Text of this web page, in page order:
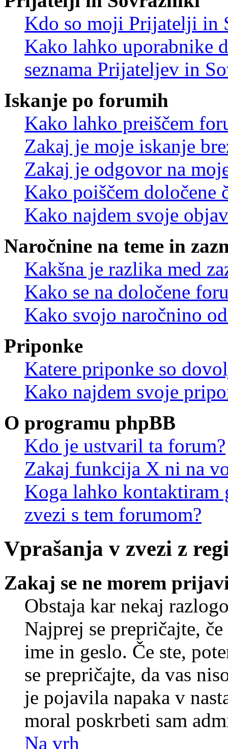
Kdo so moji Prijatelji in
Kako lahko uporabnike
seznama Prijateljev in
Iskanje po forumih
Kako lahko preiščem
Zakaj je moje iskanje
Zakaj je odgovor na
Kako poiščem določene
Kako najdem svoje
Naročnine na teme in
Kakšna je razlika med
Kako se na določene
Kako svojo naročnino
Priponke
Katere priponke so
Kako najdem svoje
O programu phpBB
Kdo je ustvaril ta forum?
Zakaj funkcija X ni na
Koga lahko kontaktiram
zvezi s tem forumom?
Vprašanja v zvezi z
Zakaj se ne morem
Obstaja kar nekaj
Najprej se prepričajte,
ime in geslo. Če ste,
se prepričajte, da vas
je pojavila napaka v
moral poskrbeti sam
Na vrh